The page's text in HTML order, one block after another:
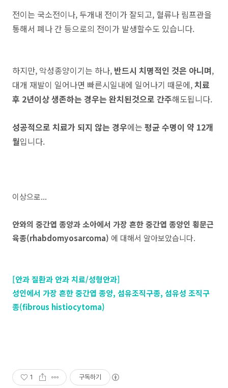
전이는 국소전이나, 두개내 전이가 잘되고, 혈류나 림프관을
통해서 폐나 간 등으로의 전이가 발생할수도 있습니다.
하지만, 악성종양이기는 하나, 반드시 치명적인 것은 아니며,
대개 재발이 일어나면 빠른시일내에 일어나기 때문에,치료
후 2년이상 생존하는 경우는 완치된것으로 간주해도됩니다.
성공적으로 치료가 되지 않는 경우에는 평균 수명이 약 12개
월입니다.
이상으로...
안와의 중간엽 종양과 소아에서 가장 흔한 중간엽 종양인 횡문근
육종(rhabdomyosarcoma) 에 대해서 알아보았습니다.
[안과 질환과 안과 치료/성형안과]
성인에서 가장 흔한 중간엽 종양, 섬유조직구종, 섬유성 조직구
종(fibrous histiocytoma)
1 구독하기